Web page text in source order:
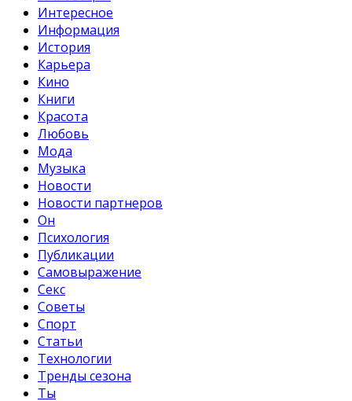
Интересное
Информация
История
Карьера
Кино
Книги
Красота
Любовь
Мода
Музыка
Новости
Новости партнеров
Он
Психология
Публикации
Самовыражение
Секс
Советы
Спорт
Статьи
Технологии
Тренды сезона
Ты